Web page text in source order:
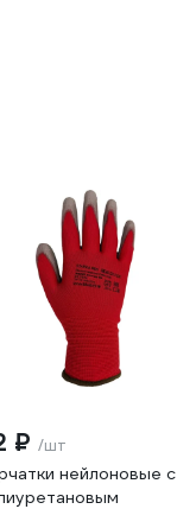
₽ /шт
нейлоновые с